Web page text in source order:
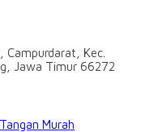
Campurdarat, Kec.
Jawa Timur 66272
Murah